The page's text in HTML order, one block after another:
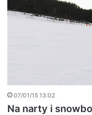
07/01/15 13:02
Na narty i